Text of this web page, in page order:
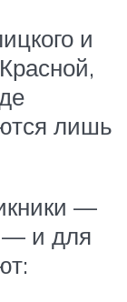
и
лишь
—
— и для